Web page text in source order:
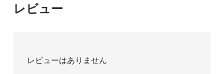
レビュー
レビューはありません